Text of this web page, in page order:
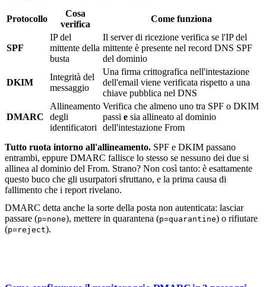
Protocollo
Cosa
verifica
Come funziona
SPF
IP del
mittente della
busta
Il server di ricezione verifica se l'IP del
mittente è presente nel record DNS SPF
del dominio
DKIM
Integrità del
messaggio
Una firma crittografica nell'intestazione
dell'email viene verificata rispetto a una
chiave pubblica nel DNS
DMARC
Allineamento
degli
identificatori
Verifica che almeno uno tra SPF o DKIM
passi e sia allineato al dominio
dell'intestazione From
Tutto ruota intorno all'allineamento. SPF e DKIM passano
entrambi, eppure DMARC fallisce lo stesso se nessuno dei due si
allinea al dominio del From. Strano? Non così tanto: è esattamente
questo buco che gli usurpatori sfruttano, e la prima causa di
fallimento che i report rivelano.
DMARC detta anche la sorte della posta non autenticata: lasciar
passare (p=none), mettere in quarantena (p=quarantine) o rifiutare
(p=reject).